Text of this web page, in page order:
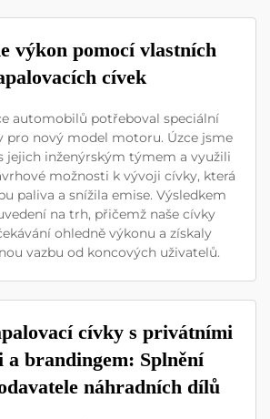
výkon pomocí vlastních
cívek
automobilů potřeboval speciální
pro nový model motoru. Úzce jsme
jejich inženýrským týmem a využili
možnosti k vývoji cívky, která
paliva a snížila emise. Výsledkem
na trh, přičemž naše cívky
ohledně výkonu a získaly
vazbu od koncových uživatelů.
cívky s privátními
a brandingem: Splnění
náhradních dílů